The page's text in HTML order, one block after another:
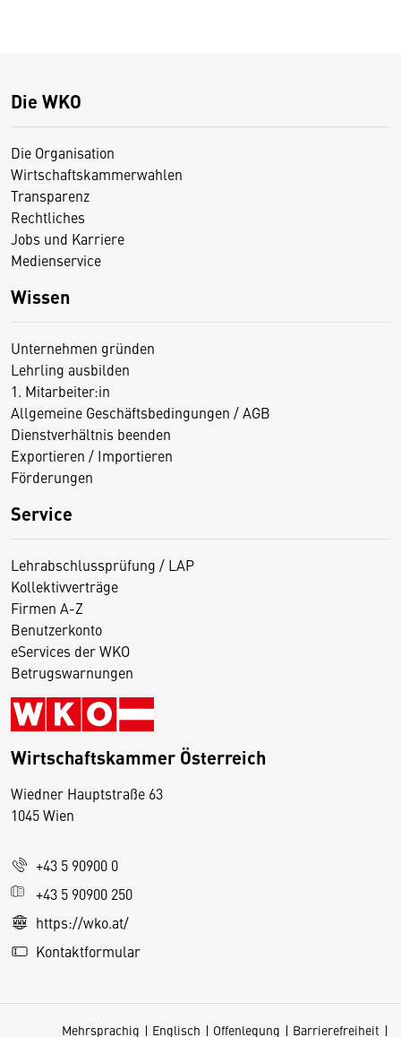
Die WKO
Die Organisation
Wirtschaftskammerwahlen
Transparenz
Rechtliches
Jobs und Karriere
Medienservice
Wissen
Unternehmen gründen
Lehrling ausbilden
1. Mitarbeiter:in
Allgemeine Geschäftsbedingungen / AGB
Dienstverhältnis beenden
Exportieren / Importieren
Förderungen
Service
Lehrabschlussprüfung / LAP
Kollektivverträge
Firmen A-Z
Benutzerkonto
eServices der WKO
Betrugswarnungen
Wirtschaftskammer Österreich
Wiedner Hauptstraße 63
1045 Wien
+43 5 90900 0
+43 5 90900 250
https://wko.at/
Kontaktformular
Mehrsprachig Englisch Offenlegung Barrierefreiheit
D
s
e
S
e